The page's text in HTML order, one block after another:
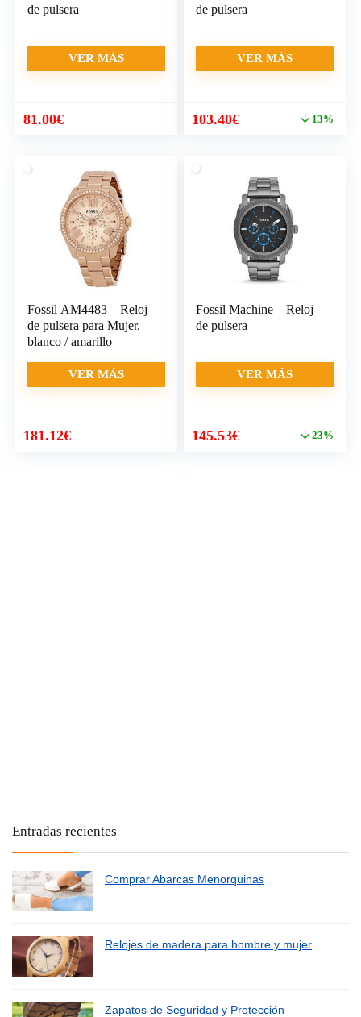
de pulsera
VER MÁS
81.00€
de pulsera
VER MÁS
El
era:
103.40€El
103.40€.
13%
Fossil AM4483 – Reloj
de pulsera para Mujer,
blanco / amarillo
VER MÁS
181.12€
Fossil Machine – Reloj
de pulsera
VER MÁS
El
145.53€El
23%
Entradas recientes
Comprar Abarcas Menorquinas
Relojes de madera para hombre y mujer
Zapatos de Seguridad y Protección